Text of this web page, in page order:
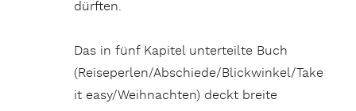
dürften.
Das in fünf Kapitel unterteilte Buch
(Reiseperlen/Abschiede/Blickwinkel/Take
it easy/Weihnachten) deckt breite